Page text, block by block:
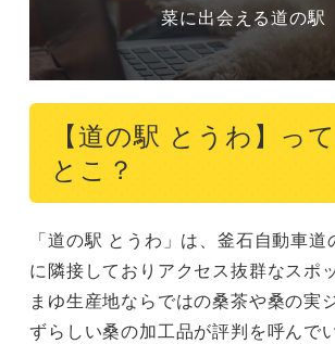
菜に出会える道の駅
【道の駅 とうわ】っ
とこ？
「道の駅 とうわ」は、釜石自動車
に隣接しておりアクセス抜群なスポ
まゆ生産地ならではの桑茶や桑の実
ずらしい桑の加工品が評判を呼んでい